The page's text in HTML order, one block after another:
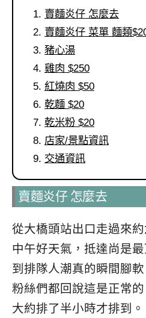
賣麵炎仔 怎麼去
賣麵炎仔 菜單 麵類
豬心湯
雞肉 $250
紅燒肉 $50
乾麵 $20
乾米粉 $20
店家/景點資訊
交通資訊
賣麵炎仔 怎麼去
從大橋頭站出口走過來
中午好天氣，抵達尚是
到排隊人潮真的瞬間腳
粉絲們都回說這是正常
大約排了半小時才排到。